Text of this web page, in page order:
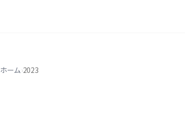
ホーム›2023